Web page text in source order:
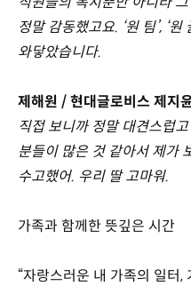
정말 감동했고요. ‘원 팀’, ‘
와닿았습니다.
제해원 / 현대글로비스 제지
직접 보니까 정말 대견스럽
분들이 많은 것 같아서 제가
수고했어. 우리 딸 고마워.
가족과 함께한 뜻깊은 시간
“자랑스러운 내 가족의 일터,